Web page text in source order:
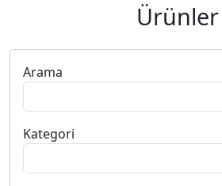
Ürünler
Arama
Kategori